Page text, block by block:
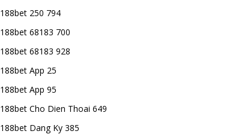
188bet 250 794
188bet 68183 700
188bet 68183 928
188bet App 25
188bet App 95
188bet Cho Dien Thoai 649
188bet Dang Ky 385